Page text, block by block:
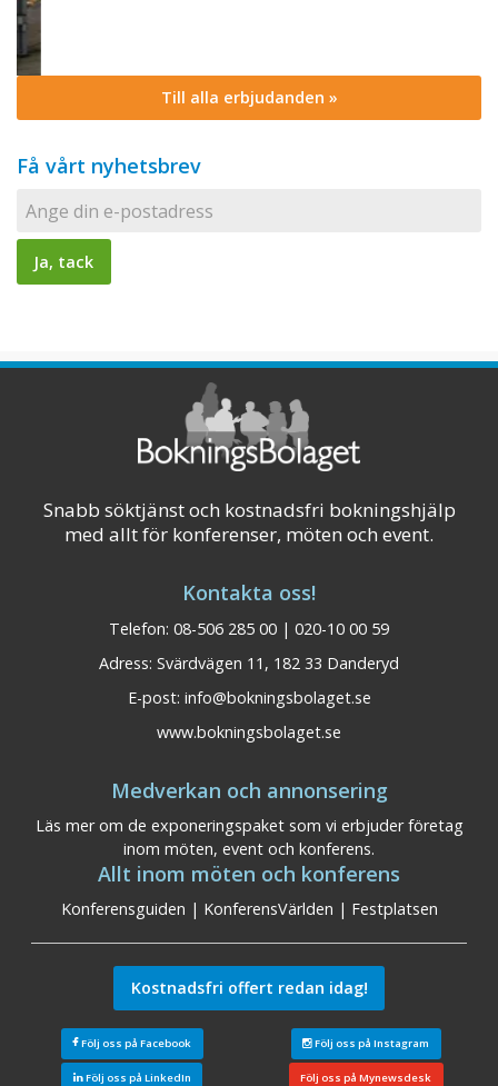
Till alla erbjudanden »
Få vårt nyhetsbrev
Snabb söktjänst och kostnadsfri bokningshjälp
med allt för konferenser, möten och event.
Kontakta oss!
Telefon: 08-506 285 00 | 020-10 00 59
Adress: Svärdvägen 11, 182 33 Danderyd
E-post: info@bokningsbolaget.se
www.bokningsbolaget.se
Medverkan och annonsering
Läs mer om de exponeringspaket som vi erbjuder företag
inom möten, event och konferens.
Allt inom möten och konferens
Konferensguiden | KonferensVärlden | Festplatsen
Kostnadsfri offert redan idag!
Följ oss på Facebook Följ oss på Instagram
Följ oss på LinkedIn Följ oss på Mynewsdesk